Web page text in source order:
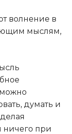
волнение в
мыслям,
думать и
ничего при